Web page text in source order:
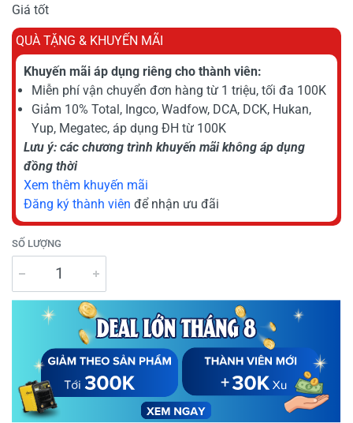
Giá tốt
QUÀ TẶNG & KHUYẾN MÃI
Khuyến mãi áp dụng riêng cho thành viên:
Miễn phí vận chuyển đơn hàng từ 1 triệu, tối đa 100K
Giảm 10% Total, Ingco, Wadfow, DCA, DCK, Hukan,
Yup, Megatec, áp dụng ĐH từ 100K
Lưu ý: các chương trình khuyến mãi không áp dụng
đồng thời
Xem thêm khuyến mãi
Đăng ký thành viên để nhận ưu đãi
SỐ LƯỢNG